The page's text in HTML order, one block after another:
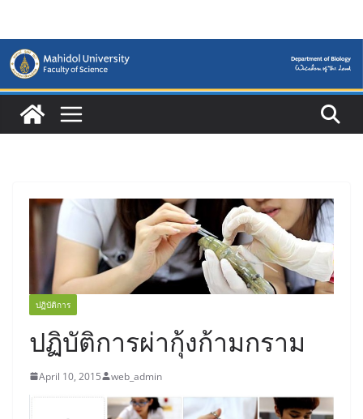
content
ปฏิบัติการ
ปฏิบัติการผ่ากุ้งก้ามกราม
April 10, 2015 web_admin